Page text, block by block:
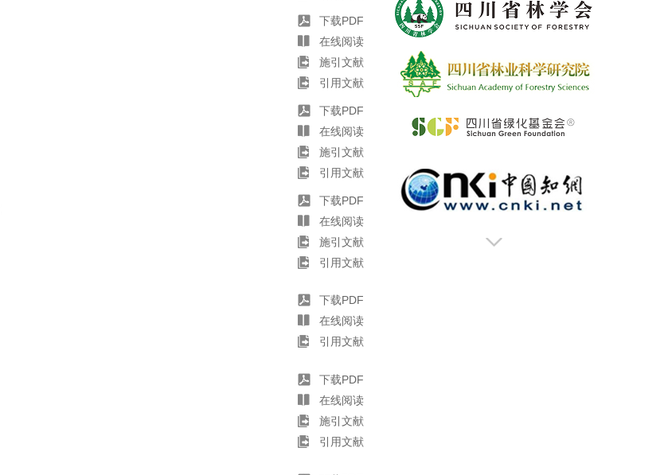
下载PDF
在线阅读
施引文献
引用文献
下载PDF
在线阅读
施引文献
引用文献
下载PDF
在线阅读
施引文献
引用文献
下载PDF
在线阅读
引用文献
下载PDF
在线阅读
施引文献
引用文献